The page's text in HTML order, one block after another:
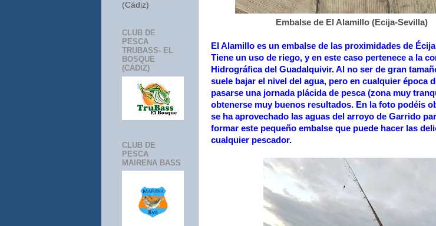
Embalse de El Alamillo (Ecija-Sevilla)
El Alamillo es un embalse de las proximidades de
Tiene un uso de riego, y en este caso pertenece a la
Hidrográfica del Guadalquivir. Al no ser de gran
suele bajar el nivel del agua, pero en cualquier época
pasarse una jornada plácida de pesca (zona muy
obtenerse muy buenos resultados. En la foto podéis
se ha aprovechado las aguas del arroyo de Garrido
formar este pequeño embalse que puede hacer las
cualquier pescador.
(Cádiz)
CLUB DE
PESCA
TRUBASS- EL
BOSQUE
(CÁDIZ)
CLUB DE
PESCA
MAIRENA BASS